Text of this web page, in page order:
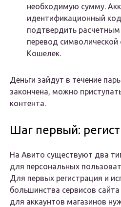
необходимую сумму.
идентификационный
подтвердить
перевод
Кошелек.
Деньги зайдут в течение
закончена, можно
контента.
Шаг первый:
На Авито существуют два
для персональных
Для первых регистрация и
большинства сервисов
для аккаунтов магазинов